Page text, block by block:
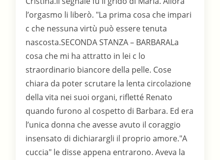
l’orgasmo li liberò. "La prima cosa che impari
c che nessuna virtù può essere tenuta
nascosta.SECONDA STANZA – BARBARALa
cosa che mi ha attratto in lei c lo
straordinario biancore della pelle. Cose
chiara da poter scrutare la lenta circolazione
della vita nei suoi organi, rifletté Renato
quando furono al cospetto di Barbara. Ed era
l’unica donna che avesse avuto il coraggio
insensato di dichiarargli il proprio amore."A
cuccia" le disse appena entrarono. Aveva la